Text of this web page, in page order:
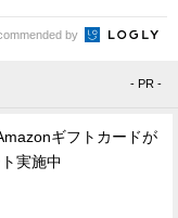
by
- PR -
ギフトカードが
実施中